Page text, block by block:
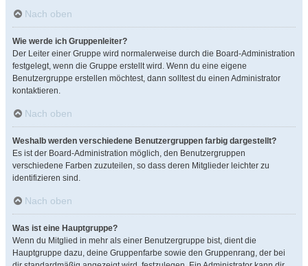
Nach oben
Wie werde ich Gruppenleiter?
Der Leiter einer Gruppe wird normalerweise durch die Board-Administration
festgelegt, wenn die Gruppe erstellt wird. Wenn du eine eigene
Benutzergruppe erstellen möchtest, dann solltest du einen Administrator
kontaktieren.
Nach oben
Weshalb werden verschiedene Benutzergruppen farbig dargestellt?
Es ist der Board-Administration möglich, den Benutzergruppen
verschiedene Farben zuzuteilen, so dass deren Mitglieder leichter zu
identifizieren sind.
Nach oben
Was ist eine Hauptgruppe?
Wenn du Mitglied in mehr als einer Benutzergruppe bist, dient die
Hauptgruppe dazu, deine Gruppenfarbe sowie den Gruppenrang, der bei